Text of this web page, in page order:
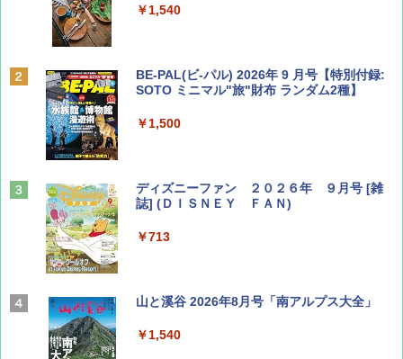
￥1,540
BE-PAL(ビ-パル) 2026年 9 月号【特別付録:
SOTO ミニマル"旅"財布 ランダム2種】
￥1,500
ディズニーファン ２０２６年 ９月号 [雑
誌] (ＤＩＳＮＥＹ ＦＡＮ)
￥713
山と溪谷 2026年8月号「南アルプス大全」
￥1,540